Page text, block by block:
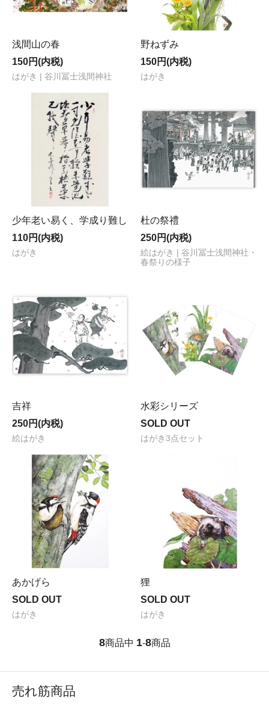
浅間山の春
150円(内税)
はがき | 谷川冨士浅間神社
野ねずみ
150円(内税)
はがき
少年老い易く、学成り難し
110円(内税)
はがき
杜の祭禮
250円(内税)
絵はがき | 谷川冨士浅間神社・
春祭りの様子
吉祥
250円(内税)
絵はがき
水彩シリーズ
SOLD OUT
はがき3点セット
あかげら
SOLD OUT
はがき
狸
SOLD OUT
はがき
8商品中 1-8商品
売れ筋商品